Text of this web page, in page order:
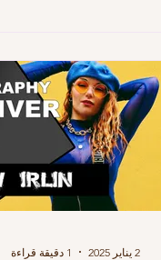
2 يناير 2025 1 دقيقة قراءة